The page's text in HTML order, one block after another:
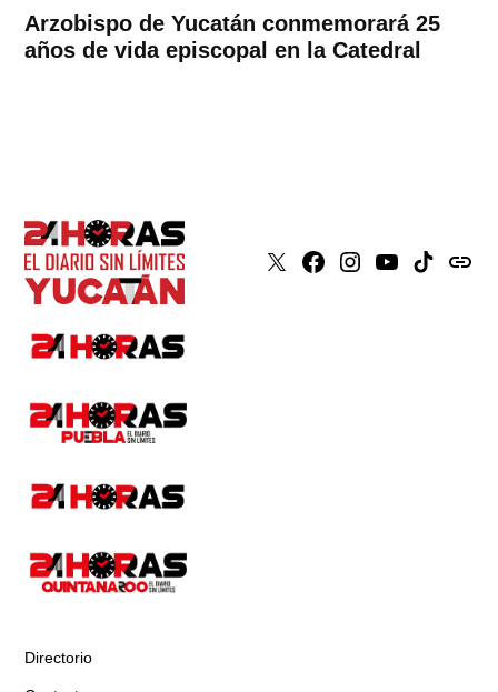
Arzobispo de Yucatán conmemorará 25
años de vida episcopal en la Catedral
X Faceboook
Instagram
YoutubeTiktokissuu
Directorio